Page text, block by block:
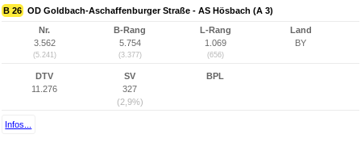
B 26 OD Goldbach-Aschaffenburger Straße - AS Hösbach (A 3)
Nr.
3.562
(5.241)
B-Rang
5.754
(3.377)
L-Rang
1.069
(656)
Land
BY
DTV
11.276
SV
327
(2,9%)
BPL
Infos...